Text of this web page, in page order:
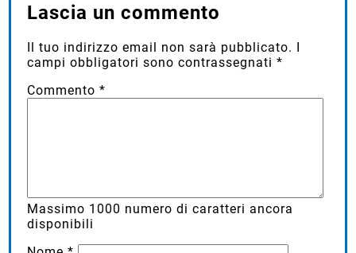
Lascia un commento
Il tuo indirizzo email non sarà pubblicato. I
campi obbligatori sono contrassegnati*
Commento*
Massimo 1000 numero di caratteri ancora
disponibili